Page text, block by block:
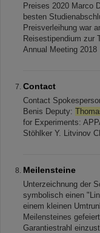
Preises 2020 Marco
besten
Preisverleihung war
Reisestipendium zur
Annual Meeting 2018
Contact
Contact
Benis Deputy:
for Experiments:
Stöhlker Y. Litvinov
Meilensteine
Unterzeichnung der
symbolisch einen
einem kleinen
Meilensteines
Garantiestrahl